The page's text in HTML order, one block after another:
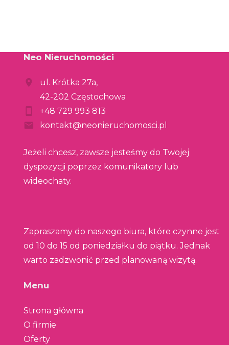
Neo Nieruchomości
ul. Krótka 27a,
42-202 Częstochowa
+48 729 993 813
kontakt@neonieruchomosci.pl
Jeżeli chcesz, zawsze jesteśmy do Twojej
dyspozycji poprzez komunikatory lub
wideochaty.
Zapraszamy do naszego biura, które czynne jest
od 10 do 15 od poniedziałku do piątku. Jednak
warto zadzwonić przed planowaną wizytą.
Menu
Strona główna
O firmie
Oferty